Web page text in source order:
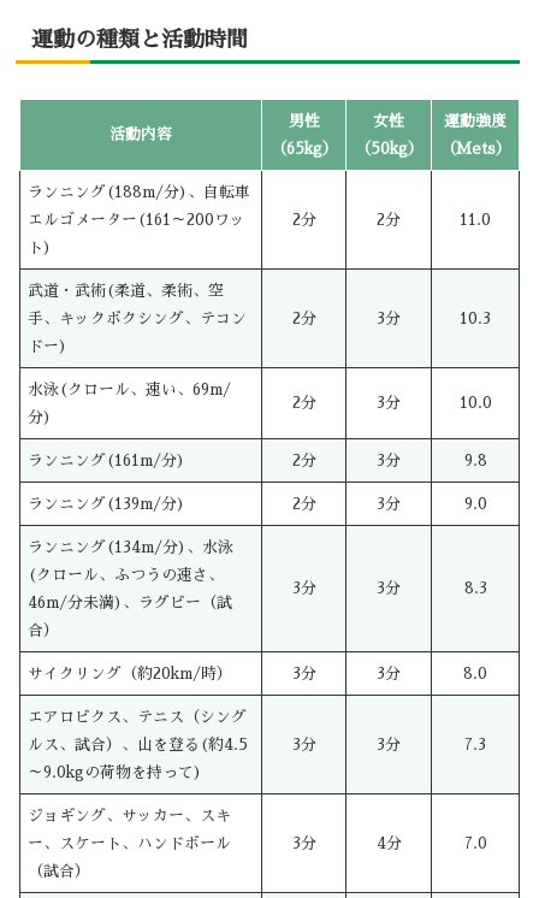
運動の種類と活動時間
活動内容
男性
（65kg）
女性
（50kg）
運動強度
（Mets）
ランニング(188m/分)、自転車
エルゴメーター(161～200ワッ
ト)
2分 2分 11.0
武道・武術(柔道、柔術、空
手、キックボクシング、テコン
ドー)
2分 3分 10.3
水泳(クロール、速い、69m/
分)
2分 3分 10.0
ランニング(161m/分) 2分 3分 9.8
ランニング(139m/分) 2分 3分 9.0
ランニング(134m/分)、水泳
(クロール、ふつうの速さ、
46m/分未満)、ラグビー（試
合）
3分 3分 8.3
サイクリング（約20km/時） 3分 3分 8.0
エアロビクス、テニス（シング
ルス、試合）、山を登る(約4.5
～9.0kgの荷物を持って)
3分 3分 7.3
ジョギング、サッカー、スキ
ー、スケート、ハンドボール
（試合）
3分 4分 7.0